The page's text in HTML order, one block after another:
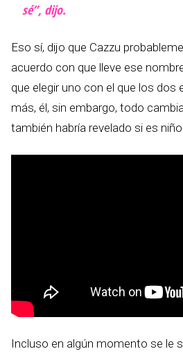
sé”, dijo.
Eso sí, dijo que Cazzu
acuerdo con que lleve ese
que elegir uno con el que los dos
más, él, sin embargo, todo
también habría revelado si es niño
Incluso en algún momento se le